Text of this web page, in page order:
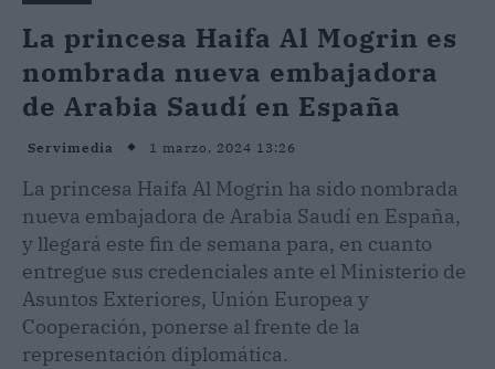
La princesa Haifa Al Mogrin es
nombrada nueva embajadora
de Arabia Saudí en España
Servimedia 1 marzo, 2024 13:26
La princesa Haifa Al Mogrin ha sido nombrada
nueva embajadora de Arabia Saudí en España,
y llegará este fin de semana para, en cuanto
entregue sus credenciales ante el Ministerio de
Asuntos Exteriores, Unión Europea y
Cooperación, ponerse al frente de la
representación diplomática.